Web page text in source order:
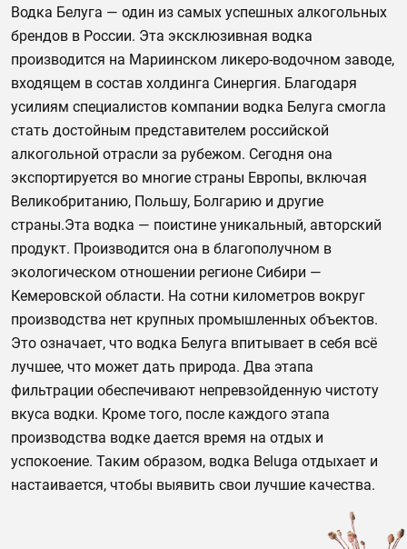
Водка Белуга — один из самых успешных алкогольных
брендов в России. Эта эксклюзивная водка
производится на Мариинском ликеро-водочном заводе,
входящем в состав холдинга Синергия. Благодаря
усилиям специалистов компании водка Белуга смогла
стать достойным представителем российской
алкогольной отрасли за рубежом. Сегодня она
экспортируется во многие страны Европы, включая
Великобританию, Польшу, Болгарию и другие
страны.Эта водка — поистине уникальный, авторский
продукт. Производится она в благополучном в
экологическом отношении регионе Сибири —
Кемеровской области. На сотни километров вокруг
производства нет крупных промышленных объектов.
Это означает, что водка Белуга впитывает в себя всё
лучшее, что может дать природа. Два этапа
фильтрации обеспечивают непревзойденную чистоту
вкуса водки. Кроме того, после каждого этапа
производства водке дается время на отдых и
успокоение. Таким образом, водка Beluga отдыхает и
настаивается, чтобы выявить свои лучшие качества.